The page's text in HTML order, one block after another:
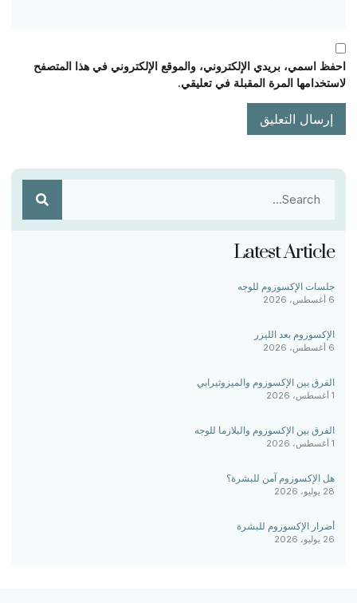
احفظ اسمي، بريدي الإلكتروني، والموقع الإلكتروني في هذا المتصفح
لاستخدامها المرة المقبلة في تعليقي.
Latest Article
جلسات الإكسوزوم للوجه
6 أغسطس، 2026
الإكسوزوم بعد الليزر
6 أغسطس، 2026
الفرق بين الإكسوزوم والميزوثيرابي
1 أغسطس، 2026
الفرق بين الإكسوزوم والبلازما للوجه
1 أغسطس، 2026
هل الإكسوزوم آمن للبشرة؟
28 يوليو، 2026
أضرار الإكسوزوم للبشرة
26 يوليو، 2026